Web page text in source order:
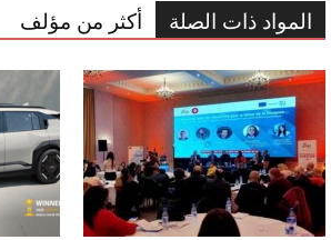
المواد ذات الصلة أكثر من مؤلف